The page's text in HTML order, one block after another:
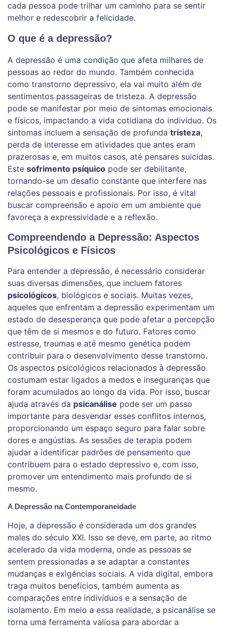
cada pessoa pode trilhar um caminho para se sentir
melhor e redescobrir a felicidade.
O que é a depressão?
A depressão é uma condição que afeta milhares de
pessoas ao redor do mundo. Também conhecida
como transtorno depressivo, ela vai muito além de
sentimentos passageiras de tristeza. A depressão
pode se manifestar por meio de sintomas emocionais
e físicos, impactando a vida cotidiana do indivíduo. Os
sintomas incluem a sensação de profunda tristeza,
perda de interesse em atividades que antes eram
prazerosas e, em muitos casos, até pensares suicidas.
Este sofrimento psíquico pode ser debilitante,
tornando-se um desafio constante que interfere nas
relações pessoais e profissionais. Por isso, é vital
buscar compreensão e apoio em um ambiente que
favoreça a expressividade e a reflexão.
Compreendendo a Depressão: Aspectos
Psicológicos e Físicos
Para entender a depressão, é necessário considerar
suas diversas dimensões, que incluem fatores
psicológicos, biológicos e sociais. Muitas vezes,
aqueles que enfrentam a depressão experimentam um
estado de desesperança que pode afetar a percepção
que têm de si mesmos e do futuro. Fatores como
estresse, traumas e até mesmo genética podem
contribuir para o desenvolvimento desse transtorno.
Os aspectos psicológicos relacionados à depressão
costumam estar ligados a medos e inseguranças que
foram acumulados ao longo da vida. Por isso, buscar
ajuda através da psicanálise pode ser um passo
importante para desvendar esses conflitos internos,
proporcionando um espaço seguro para falar sobre
dores e angústias. As sessões de terapia podem
ajudar a identificar padrões de pensamento que
contribuem para o estado depressivo e, com isso,
promover um entendimento mais profundo de si
mesmo.
A Depressão na Contemporaneidade
Hoje, a depressão é considerada um dos grandes
males do século XXI. Isso se deve, em parte, ao ritmo
acelerado da vida moderna, onde as pessoas se
sentem pressionadas a se adaptar a constantes
mudanças e exigências sociais. A vida digital, embora
traga muitos benefícios, também aumenta as
comparações entre indivíduos e a sensação de
isolamento. Em meio a essa realidade, a psicanálise se
torna uma ferramenta valiosa para abordar a